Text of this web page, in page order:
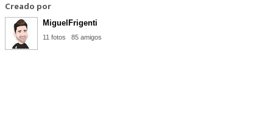
Creado por
MiguelFrigenti
11 fotos 85 amigos